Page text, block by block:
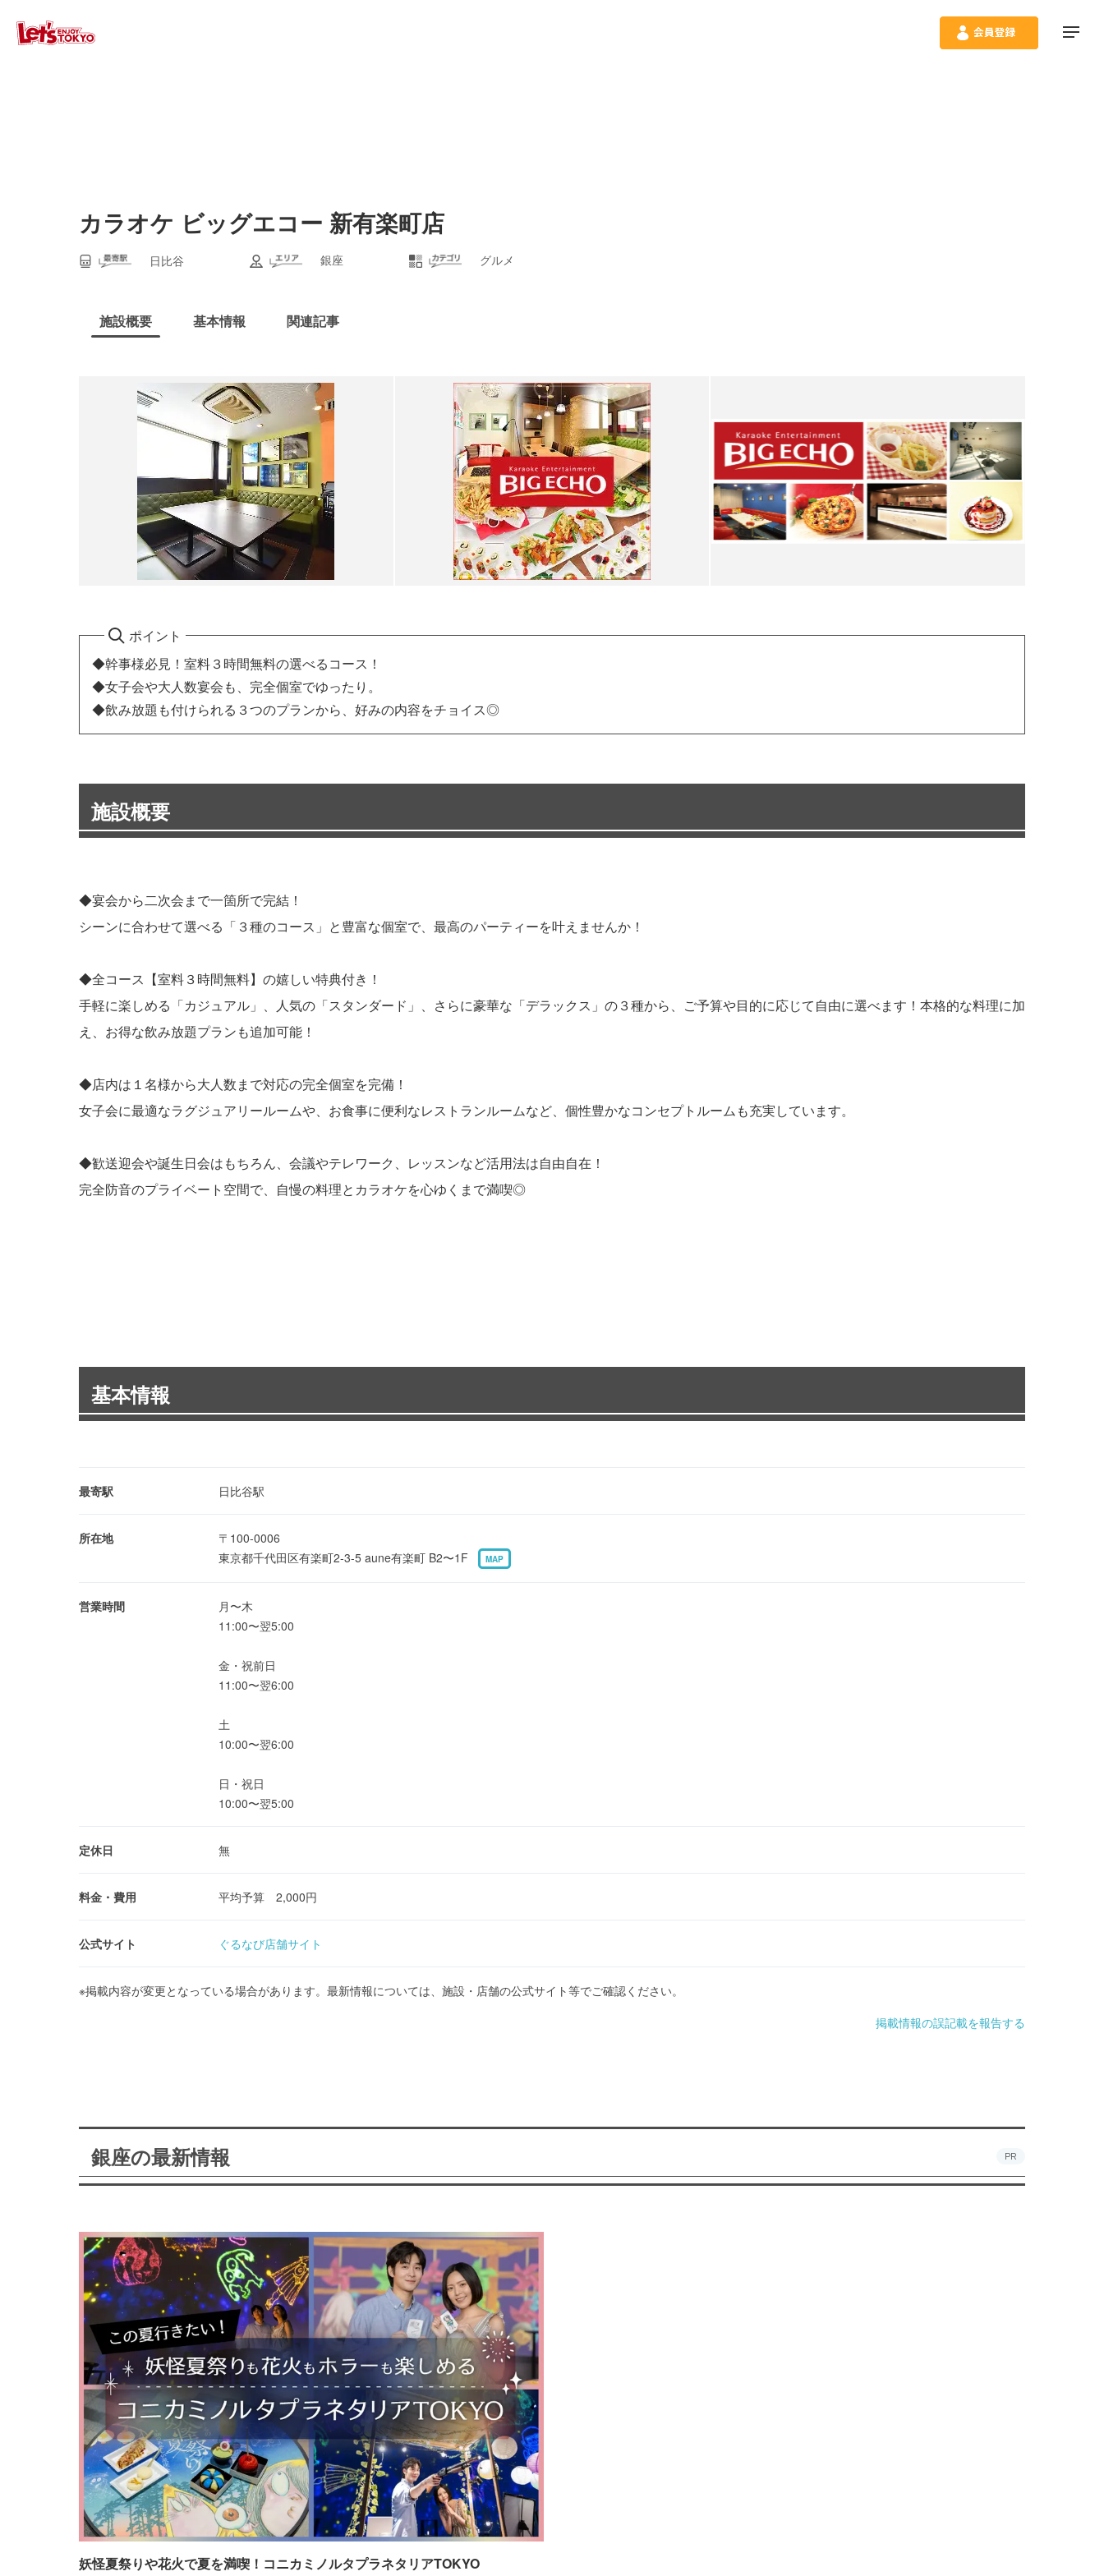
カラオケ ビッグエコー 新有楽町店
日比谷 銀座 グルメ
施設概要 基本情報 関連記事
ポイント
◆幹事様必見！室料３時間無料の選べるコース！
◆女子会や大人数宴会も、完全個室でゆったり。
◆飲み放題も付けられる３つのプランから、好みの内容をチョイス◎
施設概要
◆宴会から二次会まで一箇所で完結！
シーンに合わせて選べる「３種のコース」と豊富な個室で、最高のパーティーを叶えませんか！
◆全コース【室料３時間無料】の嬉しい特典付き！
手軽に楽しめる「カジュアル」、人気の「スタンダード」、さらに豪華な「デラックス」の３種から、ご予算や目的に応じて自由に選べます！本格的な料理に加
え、お得な飲み放題プランも追加可能！
◆店内は１名様から大人数まで対応の完全個室を完備！
女子会に最適なラグジュアリールームや、お食事に便利なレストランルームなど、個性豊かなコンセプトルームも充実しています。
◆歓送迎会や誕生日会はもちろん、会議やテレワーク、レッスンなど活用法は自由自在！
完全防音のプライベート空間で、自慢の料理とカラオケを心ゆくまで満喫◎
基本情報
最寄駅 日比谷駅
所在地
〒100-0006
東京都千代田区有楽町2-3-5 aune有楽町 B2〜1F
MAP
営業時間
月〜木
11:00〜翌5:00
金・祝前日
11:00〜翌6:00
土
10:00〜翌6:00
日・祝日
10:00〜翌5:00
定休日 無
料金・費用 平均予算 2,000円
公式サイト ぐるなび店舗サイト
※掲載内容が変更となっている場合があります。最新情報については、施設・店舗の公式サイト等でご確認ください。
掲載情報の誤記載を報告する
銀座の最新情報 PR
妖怪夏祭りや花火で夏を満喫！コニカミノルタプラネタリアTOKYO